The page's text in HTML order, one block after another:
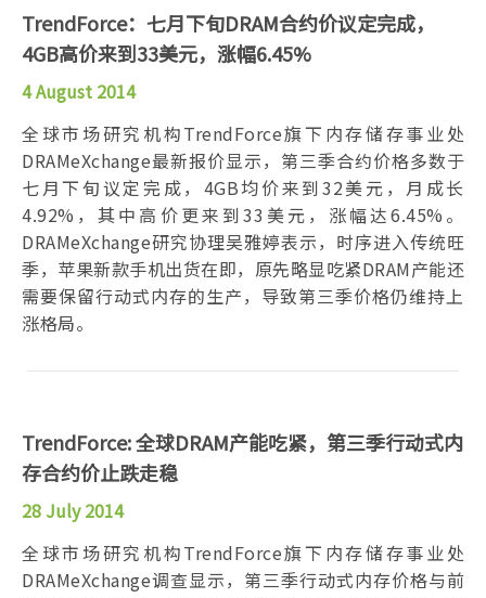
TrendForce：七月下旬DRAM合约价议定完成，
4GB高价来到33美元，涨幅6.45%
4 August 2014
全球市场研究机构TrendForce旗下内存储存事业处
DRAMeXchange最新报价显示，第三季合约价格多数于
七月下旬议定完成，4GB均价来到32美元，月成长
4.92%，其中高价更来到33美元，涨幅达6.45%。
DRAMeXchange研究协理吴雅婷表示，时序进入传统旺
季，苹果新款手机出货在即，原先略显吃紧DRAM产能还
需要保留行动式内存的生产，导致第三季价格仍维持上
涨格局。
TrendForce: 全球DRAM产能吃紧，第三季行动式内
存合约价止跌走稳
28 July 2014
全球市场研究机构TrendForce旗下内存储存事业处
DRAMeXchange调查显示，第三季行动式内存价格与前